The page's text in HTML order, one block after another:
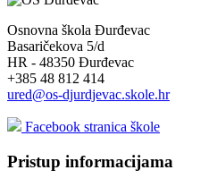
Osnovna škola Đurđevac
Basaričekova 5/d
HR - 48350 Đurđevac
+385 48 812 414
ured@os-djurdjevac.skole.hr
Facebook stranica škole
Pristup informacijama